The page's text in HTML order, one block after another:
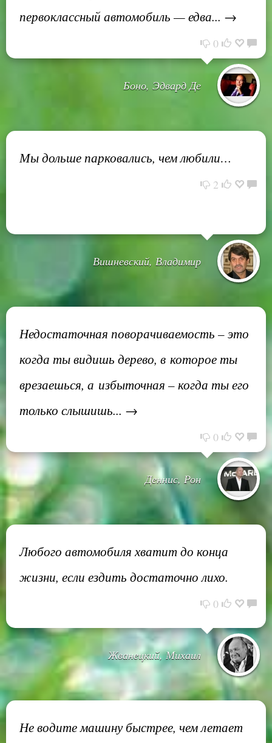
первоклассный автомобиль — едва... →
0
Боно, Эдвард Де
Мы дольше парковались, чем любили…
2
Вишневский, Владимир
Недостаточная поворачиваемость – это
когда ты видишь дерево, в которое ты
врезаешься, а избыточная – когда ты его
только слышишь... →
0
Деннис, Рон
Любого автомобиля хватит до конца
жизни, если ездить достаточно лихо.
0
Жванецкий, Михаил
Не водите машину быстрее, чем летает